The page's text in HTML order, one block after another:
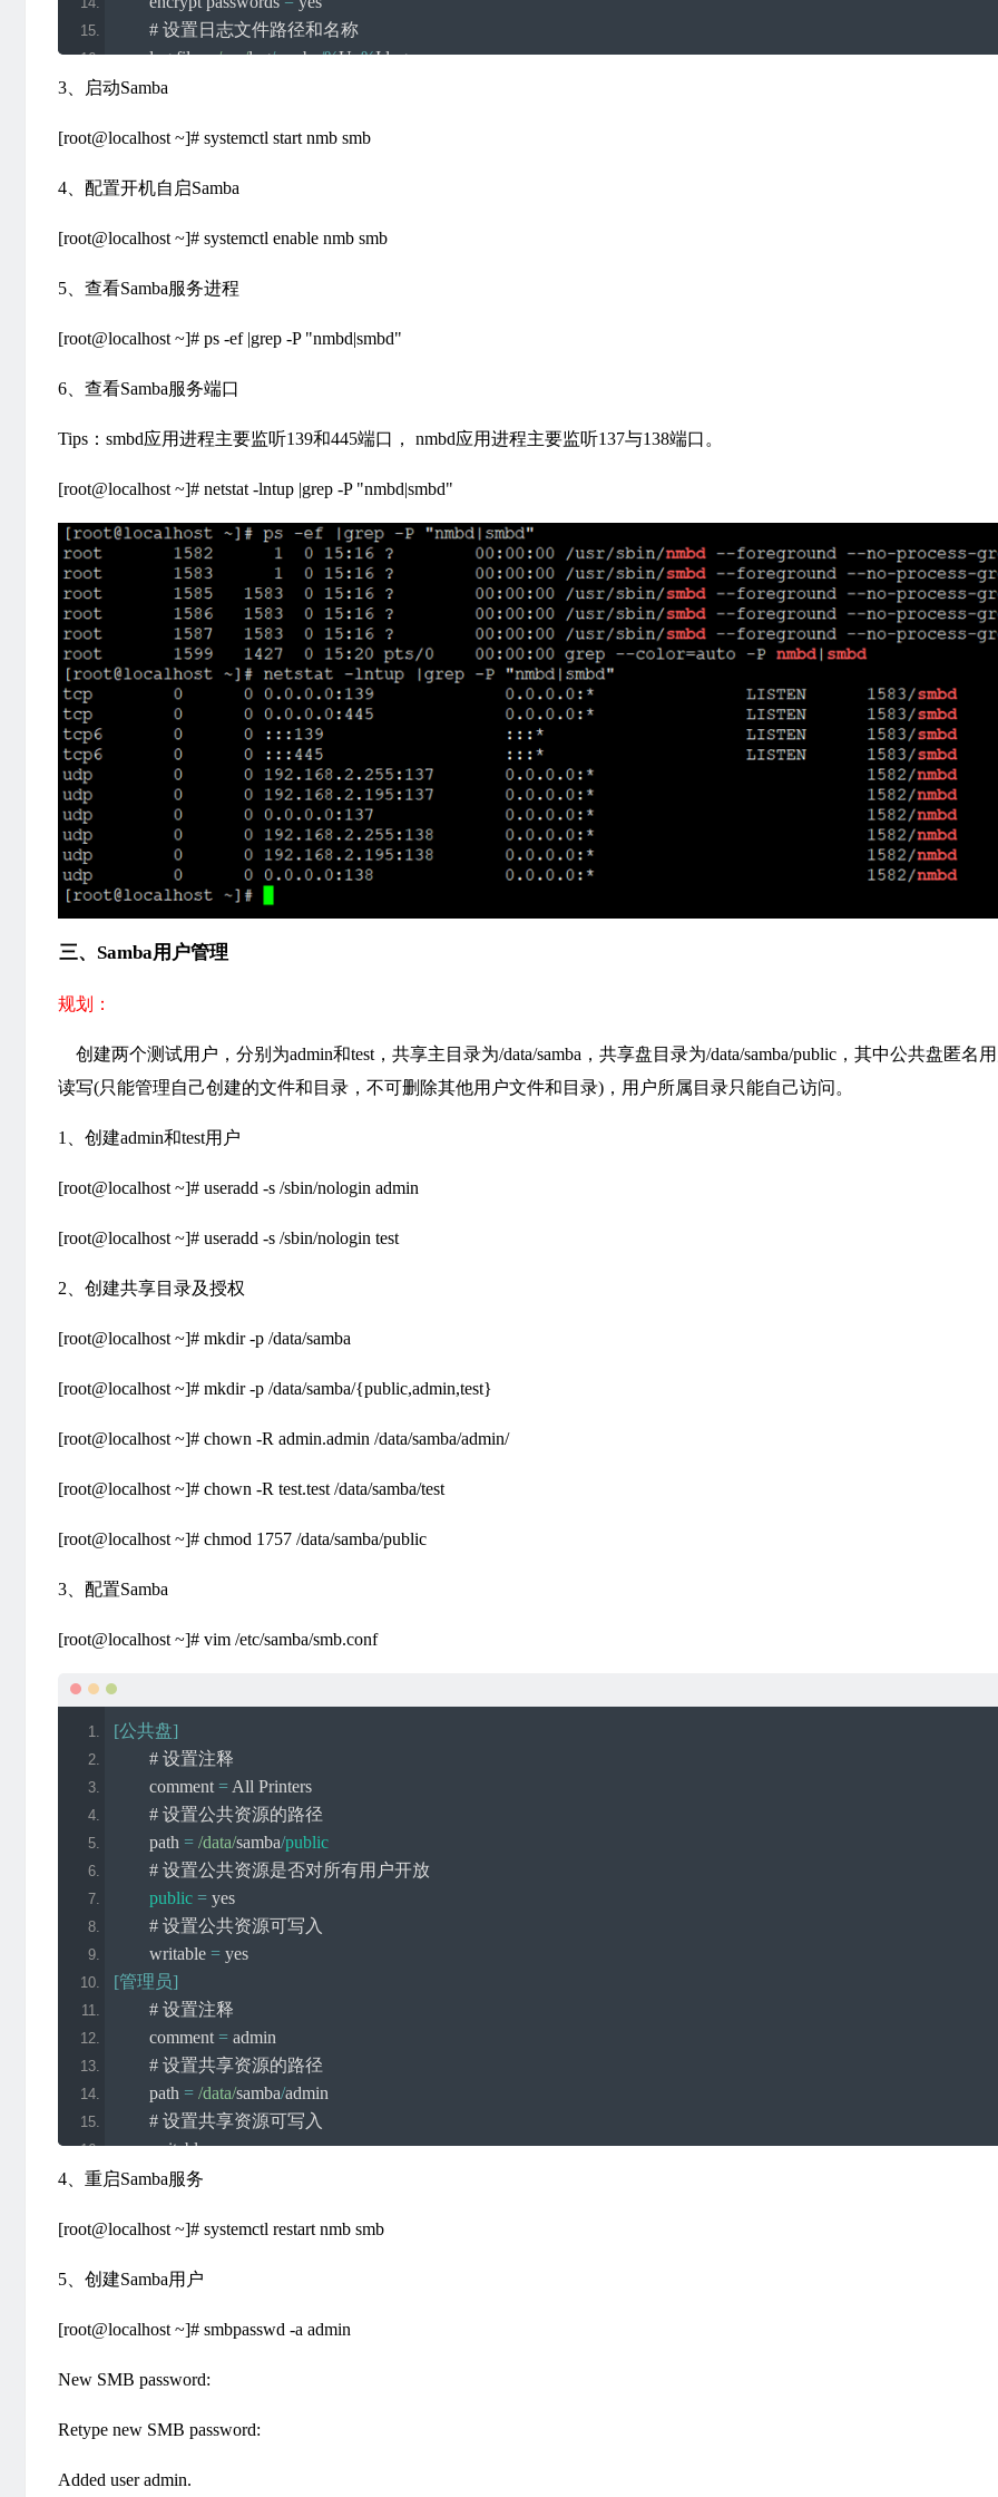
# 设置日志文件路径和名称
        log file
= /var/log/samba/%U_%I.log
# 开启匿名访问
        passdb backend
= tdbsam
[printers]
        comment
# 打印机共享的路径
# 允许打印任务
3、启动Samba
[root@localhost ~]# systemctl start nmb smb
4、配置开机自启Samba
[root@localhost ~]# systemctl enable nmb smb
5、查看Samba服务进程
[root@localhost ~]# ps -ef |grep -P "nmbd|smbd"
6、查看Samba服务端口
Tips：smbd应用进程主要监听139和445端口， nmbd应用进程主要监听137与138端口。
[root@localhost ~]# netstat -lntup |grep -P "nmbd|smbd"
三、Samba用户管理
规划：
创建两个测试用户，分别为admin和test，共享主目录为/data/samba，共享盘目录为/data/samba/public，其中公共盘匿名
读写(只能管理自己创建的文件和目录，不可删除其他用户文件和目录)，用户所属目录只能自己访问。
1、创建admin和test用户
[root@localhost ~]# useradd -s /sbin/nologin admin
[root@localhost ~]# useradd -s /sbin/nologin test
2、创建共享目录及授权
[root@localhost ~]# mkdir -p /data/samba
[root@localhost ~]# mkdir -p /data/samba/{public,admin,test}
[root@localhost ~]# chown -R admin.admin /data/samba/admin/
[root@localhost ~]# chown -R test.test /data/samba/test
[root@localhost ~]# chmod 1757 /data/samba/public
3、配置Samba
[root@localhost ~]# vim /etc/samba/smb.conf
[公共盘]
# 设置注释
        comment
= All Printers
# 设置公共资源的路径
        path
= /data/samba/public
# 设置公共资源是否对所有用户开放
public = yes
# 设置公共资源可写入
        writable
= yes
[管理员]
# 设置注释
        comment
= admin
# 设置共享资源的路径
        path
= /data/samba/admin
# 设置共享资源可写入
        writable
= yes
# 指定可以访问共享资源的用户或用户组
# 设置新创建的文件权限掩码
# 设置新创建的目录权限掩码
[测试]
        comment
= test
        path
=
4、重启Samba服务
[root@localhost ~]# systemctl restart nmb smb
5、创建Samba用户
[root@localhost ~]# smbpasswd -a admin
New SMB password:
Retype new SMB password:
Added user admin.